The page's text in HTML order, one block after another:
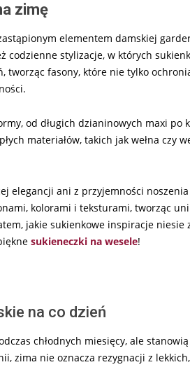
zimę
elementem damskiej
codzienne stylizacje, w których
fasony, które nie tylko
od długich dzianinowych maxi po
materiałów, takich jak wełna czy
elegancji ani z przyjemności
kolorami i teksturami, tworząc
jakie sukienkowe inspiracje niesie
sukieneczki na wesele!
na co dzień
chłodnych miesięcy, ale
zima nie oznacza rezygnacji z